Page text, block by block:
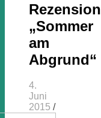
Rezension
„Sommer
am
Abgrund“
4.
Juni
2015 /